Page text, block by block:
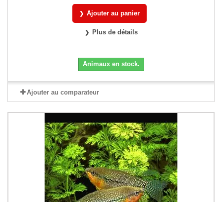
Ajouter au panier
Plus de détails
Animaux en stock.
Ajouter au comparateur